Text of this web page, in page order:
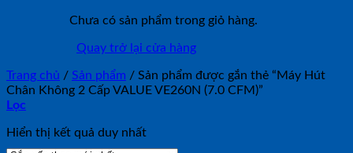
Chưa có sản phẩm trong giỏ hàng.
Quay trở lại cửa hàng
Trang chủ / Sản phẩm / Sản phẩm được gắn thẻ “Máy Hút
Chân Không 2 Cấp VALUE VE260N (7.0 CFM)”
Lọc
Hiển thị kết quả duy nhất